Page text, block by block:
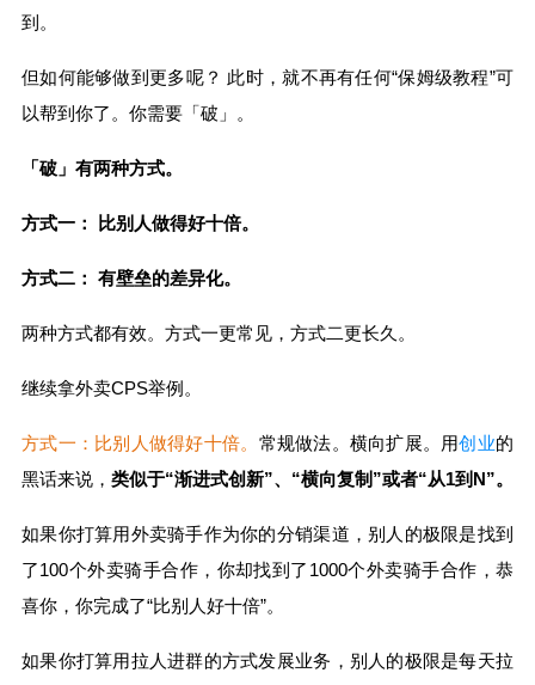
到。
但如何能够做到更多呢？ 此时，就不再有任何“保姆级教程”可
以帮到你了。你需要「破」。
「破」有两种方式。
方式一： 比别人做得好十倍。
方式二： 有壁垒的差异化。
两种方式都有效。方式一更常见，方式二更长久。
继续拿外卖CPS举例。
方式一：比别人做得好十倍。 常规做法。横向扩展。用创业的
黑话来说， 类似于“渐进式创新”、“横向复制”或者“从1到N”。
如果你打算用外卖骑手作为你的分销渠道，别人的极限是找到
了100个外卖骑手合作，你却找到了1000个外卖骑手合作，恭
喜你，你完成了“比别人好十倍”。
如果你打算用拉人进群的方式发展业务，别人的极限是每天拉